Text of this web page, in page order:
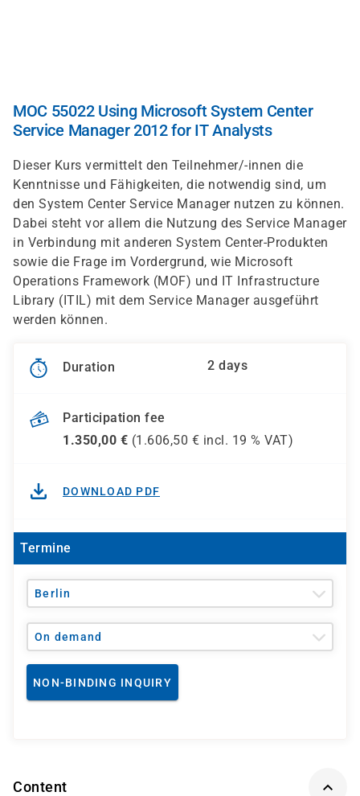
MOC 55022 Using Microsoft System Center
Service Manager 2012 for IT Analysts
Dieser Kurs vermittelt den Teilnehmer/-innen die
Kenntnisse und Fähigkeiten, die notwendig sind, um
den System Center Service Manager nutzen zu können.
Dabei steht vor allem die Nutzung des Service Manager
in Verbindung mit anderen System Center-Produkten
sowie die Frage im Vordergrund, wie Microsoft
Operations Framework (MOF) und IT Infrastructure
Library (ITIL) mit dem Service Manager ausgeführt
werden können.
Duration 2 days
Participation fee
1.350,00 € (1.606,50 € incl. 19 % VAT)
DOWNLOAD PDF
Termine
Berlin
On demand
NON-BINDING INQUIRY
Content